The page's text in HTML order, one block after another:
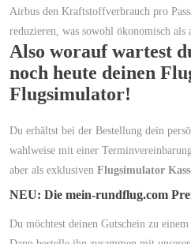
Airbus den Kraftstoffverbrauch pro
reduzieren, was sowohl ökonomisch
Also worauf wartest
noch heute deinen
Flugsimulator!
Du erhältst bei der Bestellung dein
wahlweise mit einer
aber als exklusivenFlugsimulator
NEU: Die mein-rundflug.com
Du möchtest deinen Gutschein zu